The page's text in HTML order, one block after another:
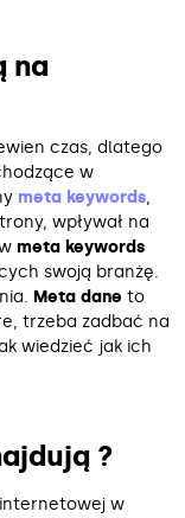
na
czas, dlatego
w
meta keywords,
wpływał na
meta keywords
swoją branżę.
Meta dane to
trzeba zadbać na
wiedzieć jak ich
?
w